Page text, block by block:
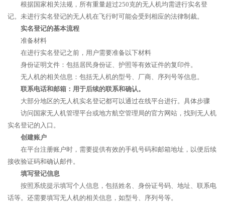
根据国家相关法规，所有重量超过250克的无人机均需进行实名登
记。未进行实名登记的无人机在飞行时可能会受到相应的法律制裁。
实名登记的基本流程
准备材料
在进行实名登记之前，用户需要准备以下材料
身份证明文件：包括居民身份证、护照等有效证件的复印件。
无人机的相关信息：包括无人机的型号、厂商、序列号等信息。
联系电话和邮箱：用于后续的联系和确认。
大部分地区的无人机实名登记都可以通过在线平台进行。具体步骤
访问国家无人机管理平台或地方航空管理局的官方网站，找到无人机
实名登记的入口。
创建账户
在平台注册账户时，需要提供有效的手机号码和邮箱地址，以便后续
接收验证码和确认邮件。
填写登记信息
按照系统提示填写个人信息，包括姓名、身份证号码、地址、联系电
话等。还需要填写无人机的相关信息，如型号、序列号等。